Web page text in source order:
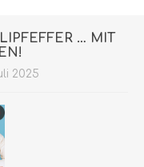
… MIT
2025